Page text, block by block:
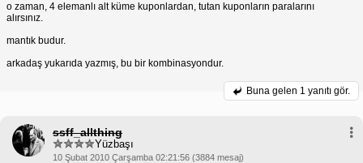
o zaman, 4 elemanlı alt küme kuponlardan, tutan kuponların paralarını
alırsınız.
mantık budur.
arkadaş yukarıda yazmış, bu bir kombinasyondur.
Buna gelen 1 yanıtı gör.
ssff_allthing
Yüzbaşı
10 Şubat 2010 Çarşamba 02:21:56 (3884 mesaj)